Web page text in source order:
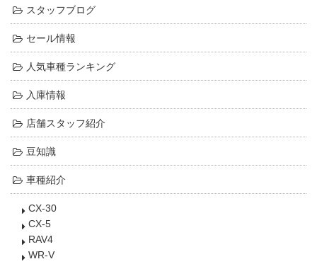
スタッフブログ
セール情報
人気車種ランキング
入庫情報
店舗スタッフ紹介
豆知識
車種紹介
CX-30
CX-5
RAV4
WR-V